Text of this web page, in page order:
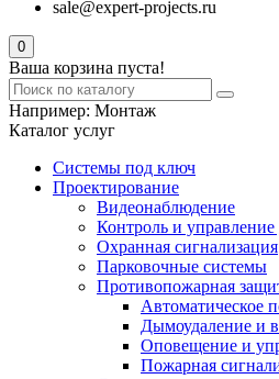
sale@expert-projects.ru
0
Ваша корзина пуста!
Например: Монтаж
Каталог услуг
Системы под ключ
Проектирование
Видеонаблюдение
Контроль и
Охранная сигнализация
Парковочные системы
Противопожарная
Автоматическое
Дымоудаление и
Оповещение и
Пожарная